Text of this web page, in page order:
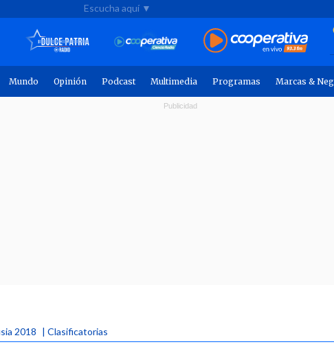
Escucha aquí ▼
Mundo Opinión Podcast Multimedia Programas Marcas &
2018 | Clasificatorias